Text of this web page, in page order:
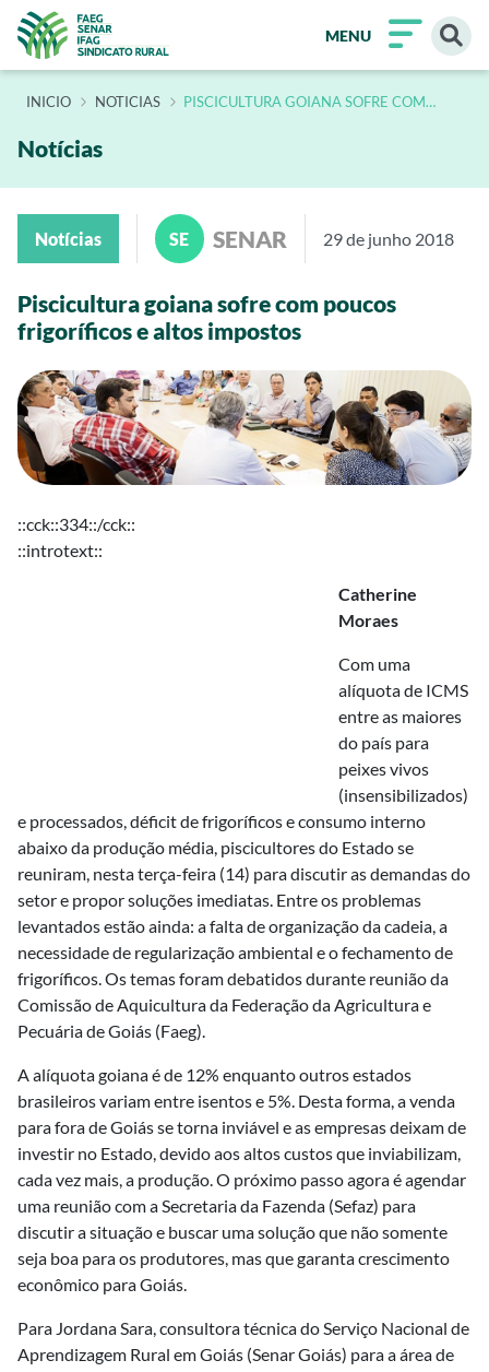
MENU
INÍCIO NOTICIAS PISCICULTURA GOIANA SOFRE COM
Notícias
Notícias SE SENAR 29 de junho 2018
Piscicultura goiana sofre com poucos
frigoríficos e altos impostos
::cck::334::/cck::
::introtext::
Catherine
Moraes
Com uma
alíquota de ICMS
entre as maiores
do país para
peixes vivos
(insensibilizados)
e processados, déficit de frigoríficos e consumo interno
abaixo da produção média, piscicultores do Estado se
reuniram, nesta terça-feira (14) para discutir as demandas do
setor e propor soluções imediatas. Entre os problemas
levantados estão ainda: a falta de organização da cadeia, a
necessidade de regularização ambiental e o fechamento de
frigoríficos. Os temas foram debatidos durante reunião da
Comissão de Aquicultura da Federação da Agricultura e
Pecuária de Goiás (Faeg).
A alíquota goiana é de 12% enquanto outros estados
brasileiros variam entre isentos e 5%. Desta forma, a venda
para fora de Goiás se torna inviável e as empresas deixam de
investir no Estado, devido aos altos custos que inviabilizam,
cada vez mais, a produção. O próximo passo agora é agendar
uma reunião com a Secretaria da Fazenda (Sefaz) para
discutir a situação e buscar uma solução que não somente
seja boa para os produtores, mas que garanta crescimento
econômico para Goiás.
Para Jordana Sara, consultora técnica do Serviço Nacional de
Aprendizagem Rural em Goiás (Senar Goiás) para a área de